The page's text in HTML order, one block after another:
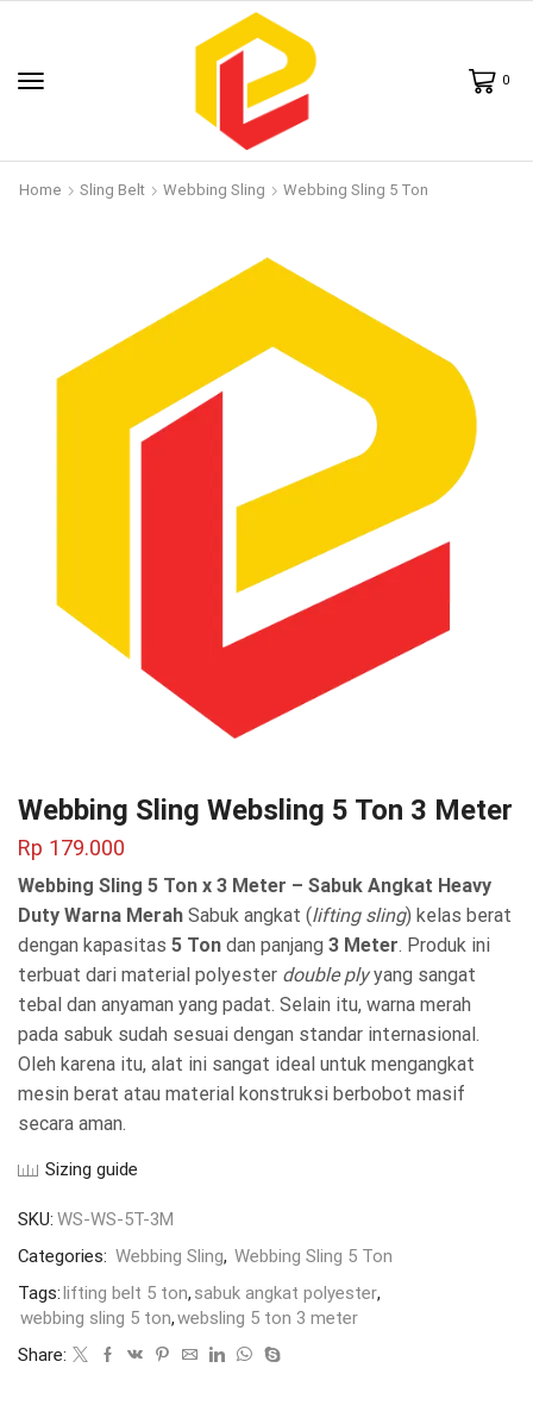
0
Home Sling Belt Webbing Sling Webbing Sling 5 Ton
Webbing Sling Websling 5 Ton 3 Meter
Rp 179.000
Webbing Sling 5 Ton x 3 Meter – Sabuk Angkat Heavy
Duty Warna Merah Sabuk angkat (lifting sling) kelas berat
dengan kapasitas 5 Ton dan panjang 3 Meter. Produk ini
terbuat dari material polyester double plyyang sangat
tebal dan anyaman yang padat. Selain itu, warna merah
pada sabuk sudah sesuai dengan standar internasional.
Oleh karena itu, alat ini sangat ideal untuk mengangkat
mesin berat atau material konstruksi berbobot masif
secara aman.
Sizing guide
SKU: WS-WS-5T-3M
Categories: Webbing Sling, Webbing Sling 5 Ton
Tags:lifting belt 5 ton, sabuk angkat polyester,
webbing sling 5 ton,websling 5 ton 3 meter
Share: